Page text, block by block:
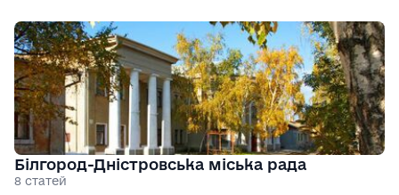
Білгород-Дністровська міська рада
8 статей